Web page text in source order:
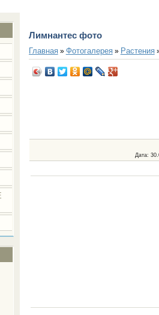
Лимнантес фото
Главная» Фотогалерея» Растения
Дата: